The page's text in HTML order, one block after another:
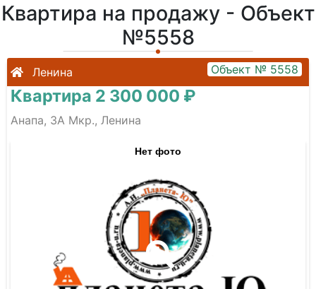
Квартира на продажу - Объект
№5558
Ленина Объект № 5558
Квартира 2 300 000 ₽
Анапа, 3А Мкр., Ленина
Нет фото